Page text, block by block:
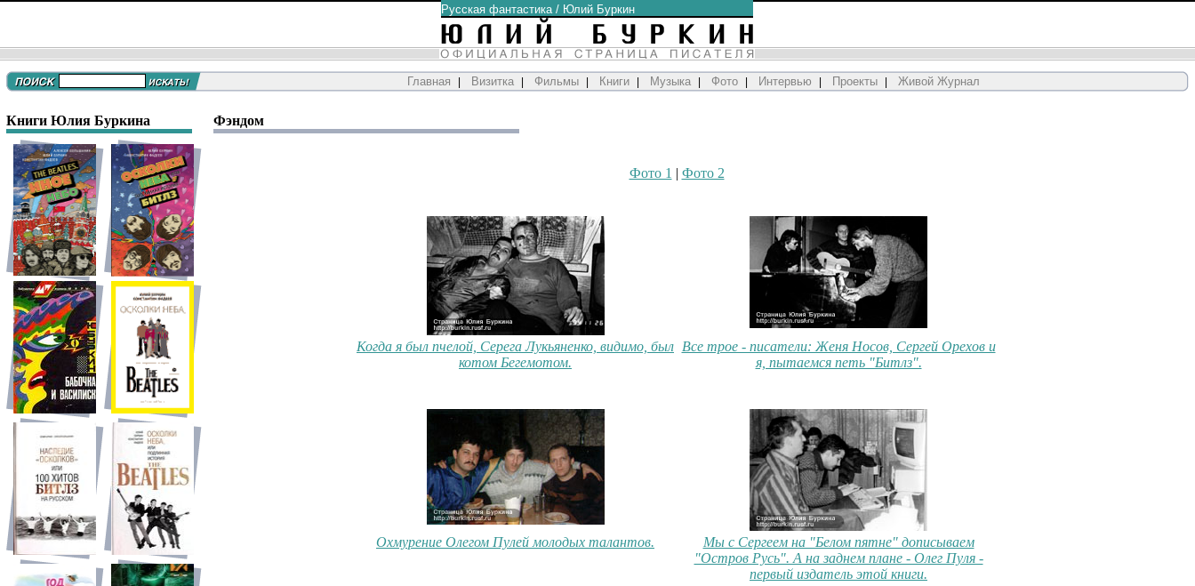
Русская фантастика/ Юлий Буркин
Главная Визитка Фильмы Книги Музыка Фото Интервью Проекты Живой Журнал
Книги Юлия Буркина Фэндом
Фото 1 | Фото 2
Когда я был пчелой, Серега Лукьяненко, видимо, был
котом Бегемотом.
Все трое - писатели: Женя Носов, Сергей Орехов и
я, пытаемся петь "Битлз".
Охмурение Олегом Пулей молодых талантов.
Мы с Сергеем на "Белом пятне" дописываем
"Остров Русь". А на заднем плане - Олег Пуля -
первый издатель этой книги.